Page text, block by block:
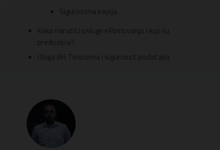
Sigurnosna kopija
Kako naručiti usluge ePoslovanja i koji su
preduslovi?
Uloga BH Telecoma i sigurnost podataka